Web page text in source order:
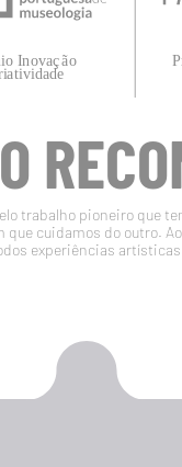
trabalho pioneiro que
cuidamos do outro.
experiências